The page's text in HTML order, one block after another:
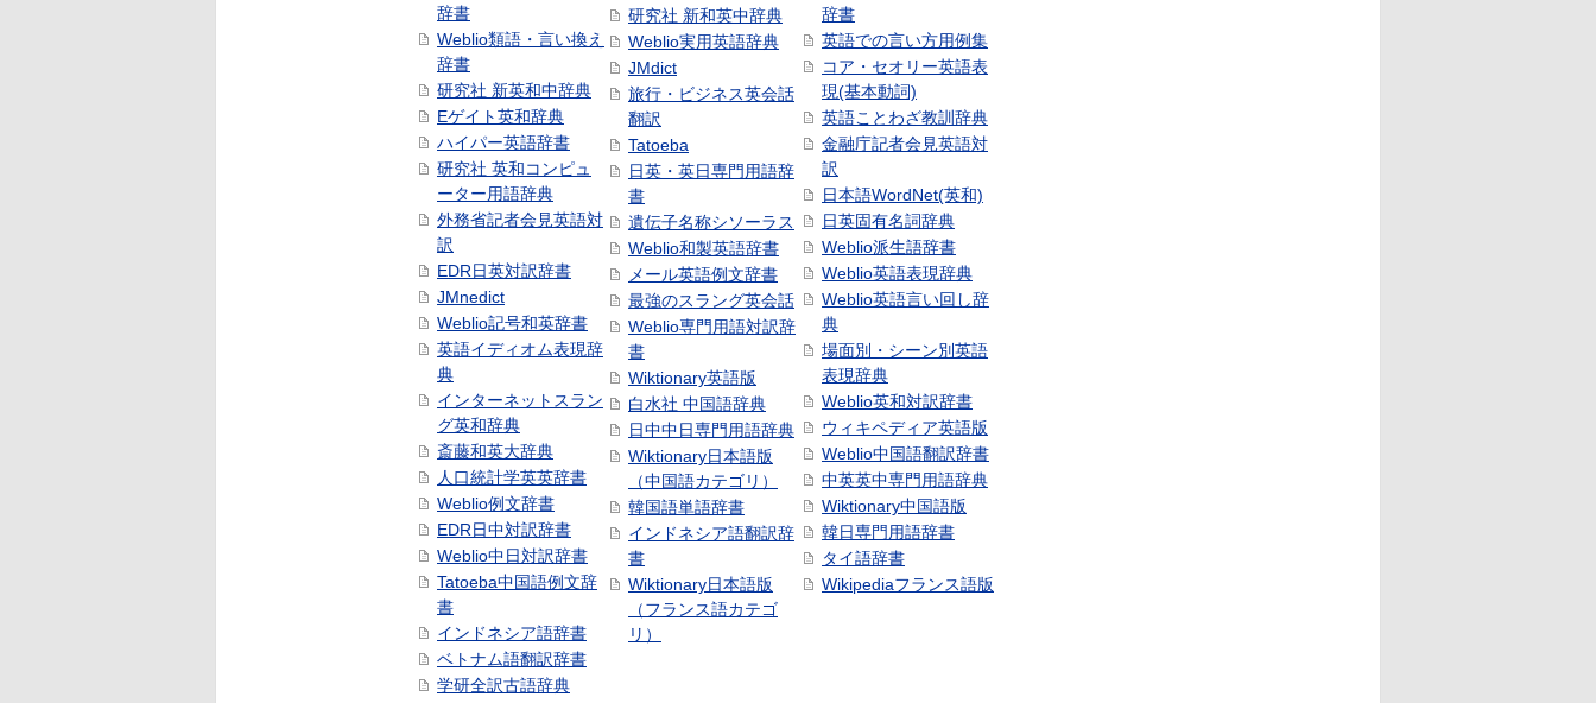
辞書
Weblio類語・言い換え
辞書
研究社 新英和中辞典
Eゲイト英和辞典
ハイパー英語辞書
研究社 英和コンピュ
ーター用語辞典
外務省記者会見英語対
訳
EDR日英対訳辞書
JMnedict
Weblio記号和英辞書
英語イディオム表現辞
典
インターネットスラン
グ英和辞典
斎藤和英大辞典
人口統計学英英辞書
Weblio例文辞書
EDR日中対訳辞書
Weblio中日対訳辞書
Tatoeba中国語例文辞
書
インドネシア語辞書
ベトナム語翻訳辞書
学研全訳古語辞典
研究社 新和英中辞典
Weblio実用英語辞典
JMdict
旅行・ビジネス英会話
翻訳
Tatoeba
日英・英日専門用語辞
書
遺伝子名称シソーラス
Weblio和製英語辞書
メール英語例文辞書
最強のスラング英会話
Weblio専門用語対訳辞
書
Wiktionary英語版
白水社 中国語辞典
日中中日専門用語辞典
Wiktionary日本語版
（中国語カテゴリ）
韓国語単語辞書
インドネシア語翻訳辞
書
Wiktionary日本語版
（フランス語カテゴ
リ）
辞書
英語での言い方用例集
コア・セオリー英語表
現(基本動詞)
英語ことわざ教訓辞典
金融庁記者会見英語対
訳
日本語WordNet(英和)
日英固有名詞辞典
Weblio派生語辞書
Weblio英語表現辞典
Weblio英語言い回し辞
典
場面別・シーン別英語
表現辞典
Weblio英和対訳辞書
ウィキペディア英語版
Weblio中国語翻訳辞書
中英英中専門用語辞典
Wiktionary中国語版
韓日専門用語辞書
タイ語辞書
Wikipediaフランス語版